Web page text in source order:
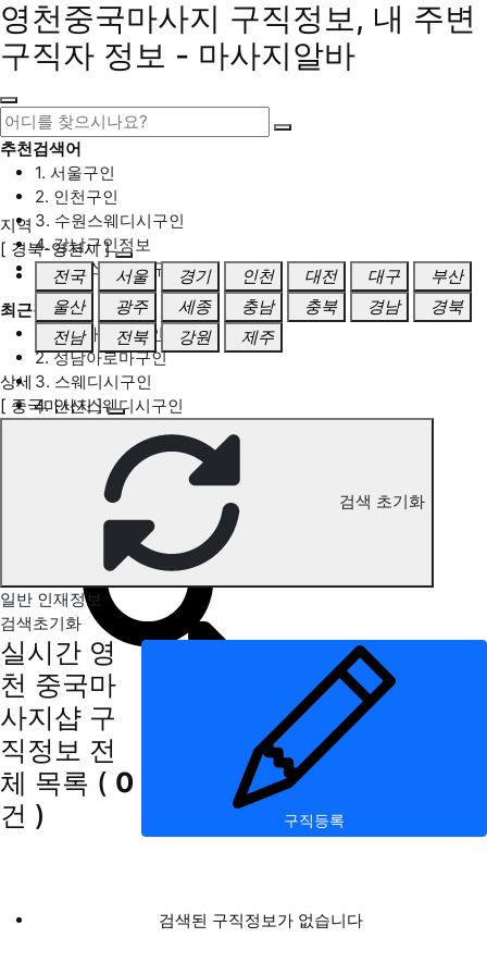
영천중국마사지 구직정보, 내 주변
구직자 정보 - 마사지알바
추천검색어
1. 서울구인
2. 인천구인
3. 수원스웨디시구인
4. 강남구인정보
5. 동탄스웨디시구인
최근검색어
1. 일산마사지구인
2. 성남아로마구인
3. 스웨디시구인
4. 안산스웨디시구인
영천 중국마사지 구직정보
지역
[ 경북-영천시 ]
전국
서울 경기 인천 대전 대구
부산
울산
광주 세종 충남 충북 경남
경북
전남
전북 강원 제주
상세
[ 중국마사지 ]
검색 초기화
일반 인재정보
검색초기화
실시간 영
천 중국마
사지샵 구
직정보 전
체 목록 ( 0
건 )
구직등록
검색된 구직정보가 없습니다